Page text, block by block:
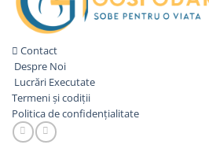
Contact
Despre Noi
Lucrări Executate
Termeni și codiții
Politica de confidențialitate